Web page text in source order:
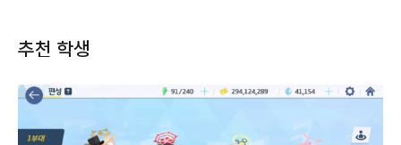
추천 학생